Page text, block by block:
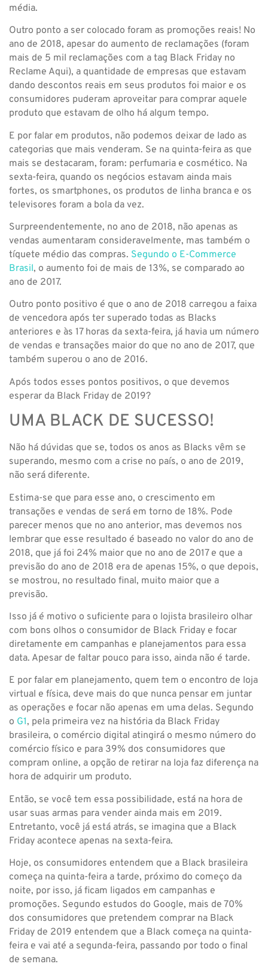
média.
Outro ponto a ser colocado foram as promoções reais! No
ano de 2018, apesar do aumento de reclamações (foram
mais de 5 mil reclamações com a tag Black Friday no
Reclame Aqui), a quantidade de empresas que estavam
dando descontos reais em seus produtos foi maior e os
consumidores puderam aproveitar para comprar aquele
produto que estavam de olho há algum tempo.
E por falar em produtos, não podemos deixar de lado as
categorias que mais venderam. Se na quinta-feira as que
mais se destacaram, foram: perfumaria e cosmético. Na
sexta-feira, quando os negócios estavam ainda mais
fortes, os smartphones, os produtos de linha branca e os
televisores foram a bola da vez.
Surpreendentemente, no ano de 2018, não apenas as
vendas aumentaram consideravelmente, mas também o
tíquete médio das compras. Segundo o E-Commerce
Brasil, o aumento foi de mais de 13%, se comparado ao
ano de 2017.
Outro ponto positivo é que o ano de 2018 carregou a faixa
de vencedora após ter superado todas as Blacks
anteriores e às 17 horas da sexta-feira, já havia um número
de vendas e transações maior do que no ano de 2017, que
também superou o ano de 2016.
Após todos esses pontos positivos, o que devemos
esperar da Black Friday de 2019?
UMA BLACK DE SUCESSO!
Não há dúvidas que se, todos os anos as Blacks vêm se
superando, mesmo com a crise no país, o ano de 2019,
não será diferente.
Estima-se que para esse ano, o crescimento em
transações e vendas de será em torno de 18%. Pode
parecer menos que no ano anterior, mas devemos nos
lembrar que esse resultado é baseado no valor do ano de
2018, que já foi 24% maior que no ano de 2017 e que a
previsão do ano de 2018 era de apenas 15%, o que depois,
se mostrou, no resultado final, muito maior que a
previsão.
Isso já é motivo o suficiente para o lojista brasileiro olhar
com bons olhos o consumidor de Black Friday e focar
diretamente em campanhas e planejamentos para essa
data. Apesar de faltar pouco para isso, ainda não é tarde.
E por falar em planejamento, quem tem o encontro de loja
virtual e física, deve mais do que nunca pensar em juntar
as operações e focar não apenas em uma delas. Segundo
o G1, pela primeira vez na história da Black Friday
brasileira, o comércio digital atingirá o mesmo número do
comércio físico e para 39% dos consumidores que
compram online, a opção de retirar na loja faz diferença na
hora de adquirir um produto.
Então, se você tem essa possibilidade, está na hora de
usar suas armas para vender ainda mais em 2019.
Entretanto, você já está atrás, se imagina que a Black
Friday acontece apenas na sexta-feira.
Hoje, os consumidores entendem que a Black brasileira
começa na quinta-feira a tarde, próximo do começo da
noite, por isso, já ficam ligados em campanhas e
promoções. Segundo estudos do Google, mais de 70%
dos consumidores que pretendem comprar na Black
Friday de 2019 entendem que a Black começa na quinta-
feira e vai até a segunda-feira, passando por todo o final
de semana.